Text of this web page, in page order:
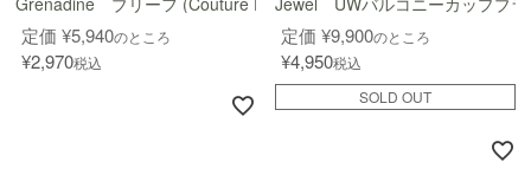
定価 ¥5,940のところ
¥2,970税込
定価 ¥9,900のところ
¥4,950税込
SOLD OUT